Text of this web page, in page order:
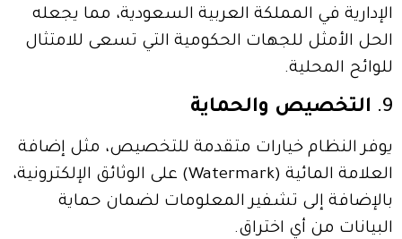
الإدارية في المملكة العربية السعودية، مما يجعله
الحل الأمثل للجهات الحكومية التي تسعى للامتثال
للوائح المحلية.
9. التخصيص والحماية
يوفر النظام خيارات متقدمة للتخصيص، مثل إضافة
العلامة المائية (Watermark) على الوثائق الإلكترونية،
بالإضافة إلى تشفير المعلومات لضمان حماية
البيانات من أي اختراق.